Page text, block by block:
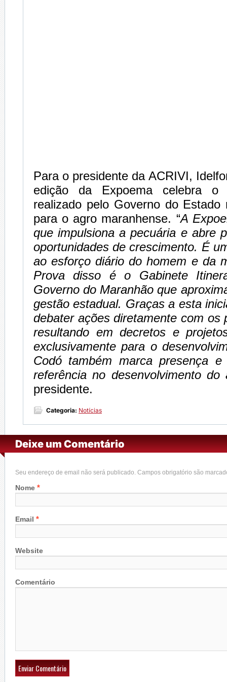
Para o presidente da ACRIVI,
edição da Expoema celebra o
realizado pelo Governo do Estado
para o agro maranhense. “A
que impulsiona a pecuária e abre
oportunidades de crescimento. É
ao esforço diário do homem e da
Prova disso é o Gabinete
Governo do Maranhão que
gestão estadual. Graças a esta
debater ações diretamente com os
resultando em decretos e
exclusivamente para o
Codó também marca presença
referência no desenvolvimento do
presidente.
Categoria: Notícias
Deixe um Comentário
Seu endereço de email não será publicado. Campos obrigatório são
Nome *
Email *
Website
Comentário